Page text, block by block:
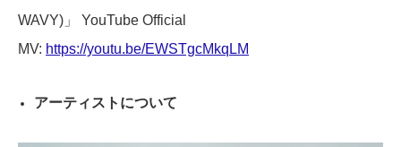
WAVY)」 YouTube Official
MV: https://youtu.be/EWSTgcMkqLM
アーティストについて